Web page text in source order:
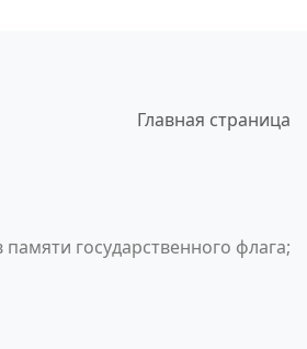
Главная страница
государственного флага;